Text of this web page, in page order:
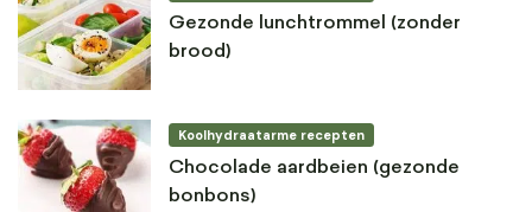
Gezonde lunchtrommel (zonder
brood)
Koolhydraatarme recepten
Chocolade aardbeien (gezonde
bonbons)